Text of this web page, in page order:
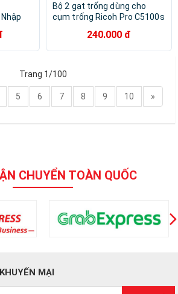
Bộ 2 gạt trống dùng cho
cụm trống Ricoh Pro C5100s
C7100 | C651EX | C751EX |
MPC6502 | C8002 | C6503 |
)
240.000 đ
Trang 1/100
5 6 7 8 9 10 »
CHUYỂN TOÀN QUỐC
MẠI